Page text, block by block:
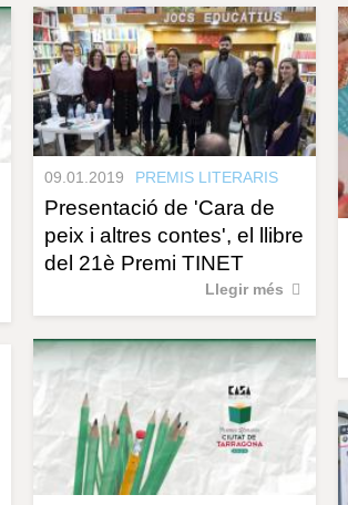
09.01.2019 PREMIS LITERARIS
Presentació de 'Cara de
peix i altres contes', el llibre
del 21è Premi TINET
Llegir més